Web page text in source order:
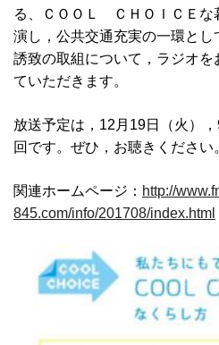
る、ＣＯＯＬ ＣＨＯＩＣＥな
演し，公共交通充実の一環と
誘致の取組について，ラジオ
ていただきます。
放送予定は，12月19日（火）
回です。ぜひ，お聴きください
関連ホームページ： http://
845.com/info/201708/index.html